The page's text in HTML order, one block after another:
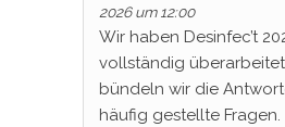
2026 um 12:00
Wir haben Desinfec’t
vollständig
bündeln wir die
häufig gestellte Fragen.